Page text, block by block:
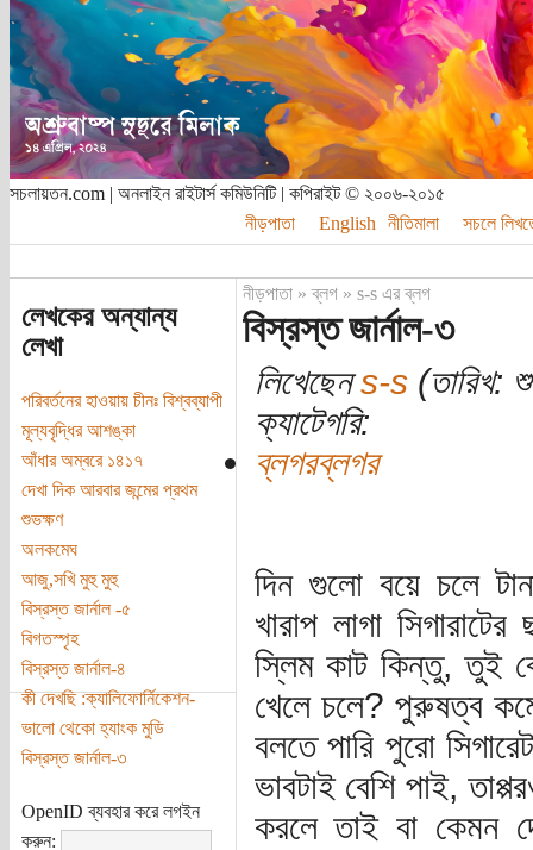
সচলায়তন.com | অনলাইন রাইটার্স কমিউনিটি | কপিরাইট © ২০০৬-২০১৫
নীড়পাতা
English নীতিমালা সচলে
লেখকের অন্যান্য
লেখা
পরিবর্তনের হাওয়ায় চীনঃ বিশ্বব্যাপী
মূল্যবৃদ্ধির আশঙ্কা
আঁধার অম্বরে ১৪১৭
দেখা দিক আরবার জন্মের প্রথম
শুভক্ষণ
অলকমেঘ
আজু,সখি মুহু মুহু
বিস্রস্ত জার্নাল -৫
বিগতস্পৃহ
বিস্রস্ত জার্নাল-৪
কী দেখছি :ক্যালিফোর্নিকেশন-
ভালো থেকো হ্যাংক মুডি
বিস্রস্ত জার্নাল-৩
OpenID ব্যবহার করে লগইন
করুন:
নীড়পাতা»ব্লগ» s-s এর ব্লগ
বিস্রস্ত জার্নাল-৩
লিখেছেনs-s(তারিখ:
ক্যাটেগরি:
ব্লগরব্লগর
দিন গুলো বয়ে চলে
খারাপ লাগা
স্লিম কাট কিন্তু, তুই
খেলে চলে? পুরুষত্ব কমে
বলতে পারি পুরো
ভাবটাই বেশি পাই,
করলে তাই বা কেমন